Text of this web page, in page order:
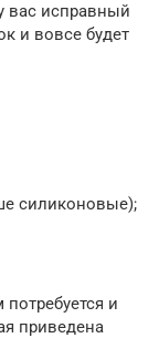
вас исправный
и вовсе будет
силиконовые);
и
приведена